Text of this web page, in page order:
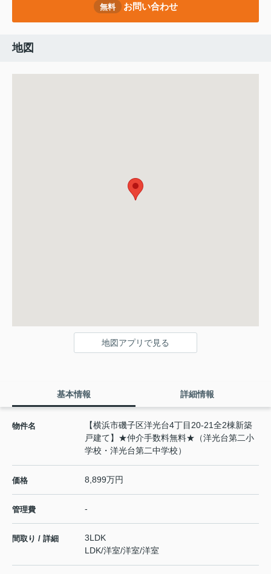
無料 お問い合わせ
地図
地図アプリで見る
基本情報 詳細情報
物件名
【横浜市磯子区洋光台4丁目20-21全2棟新築
戸建て】★仲介手数料無料★（洋光台第二小
学校・洋光台第二中学校）
価格 8,899万円
管理費 -
間取り / 詳細
3LDK
LDK/洋室/洋室/洋室